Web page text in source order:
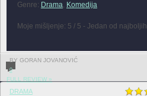
Genre: Drama, Komedija
Moje mišljenje: 5 / 5 - Jedan od najboljih
BY GORAN JOVANOVIĆ
0
FULL REVIEW »
DRAMA